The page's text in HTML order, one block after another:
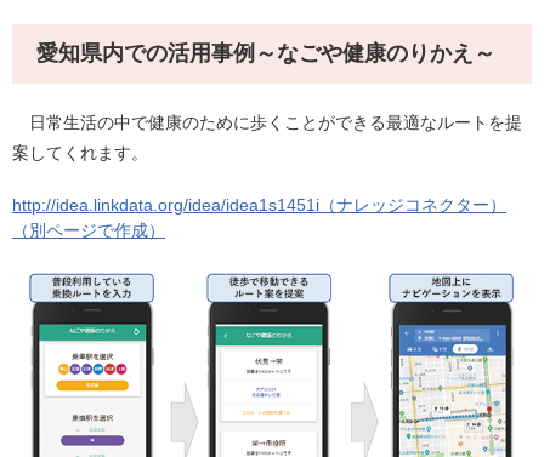
愛知県内での活用事例～なごや健康のりかえ～
日常生活の中で健康のために歩くことができる最適なルートを提
案してくれます。
http://idea.linkdata.org/idea/idea1s1451i（ナレッジコネクター）
（別ページで作成）